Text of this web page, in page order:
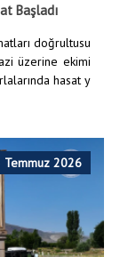
Başladı
doğrultusu
üzerine ekimi
hasat y
Temmuz 2026